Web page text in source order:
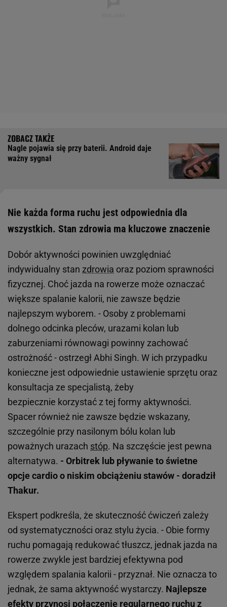
Nagle pojawia się przy baterii. Android daje
ważny sygnał
Nie każda forma ruchu jest odpowiednia dla
wszystkich. Stan zdrowia ma kluczowe znaczenie
Dobór aktywności powinien uwzględniać
indywidualny stan zdrowia oraz poziom sprawności
fizycznej. Choć jazda na rowerze może oznaczać
większe spalanie kalorii, nie zawsze będzie
najlepszym wyborem. - Osoby z problemami
dolnego odcinka pleców, urazami kolan lub
zaburzeniami równowagi powinny zachować
ostrożność - ostrzegł Abhi Singh. W ich przypadku
konieczne jest odpowiednie ustawienie sprzętu oraz
konsultacja ze specjalistą, żeby
bezpiecznie korzystać z tej formy aktywności.
Spacer również nie zawsze będzie wskazany,
szczególnie przy nasilonym bólu kolan lub
poważnych urazach stóp. Na szczęście jest pewna
alternatywa. - Orbitrek lub pływanie to świetne
opcje cardio o niskim obciążeniu stawów - doradził
Thakur.
Ekspert podkreśla, że skuteczność ćwiczeń zależy
od systematyczności oraz stylu życia. - Obie formy
ruchu pomagają redukować tłuszcz, jednak jazda na
rowerze zwykle jest bardziej efektywna pod
względem spalania kalorii - przyznał. Nie oznacza to
jednak, że sama aktywność wystarczy. Najlepsze
efekty przynosi połączenie regularnego ruchu z